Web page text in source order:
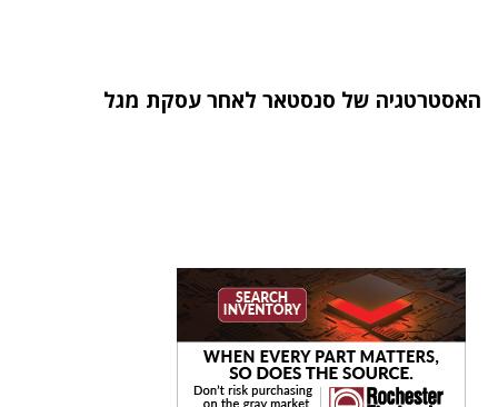
האסטרטגיה של סנסטאר לאחר עסקת מגל